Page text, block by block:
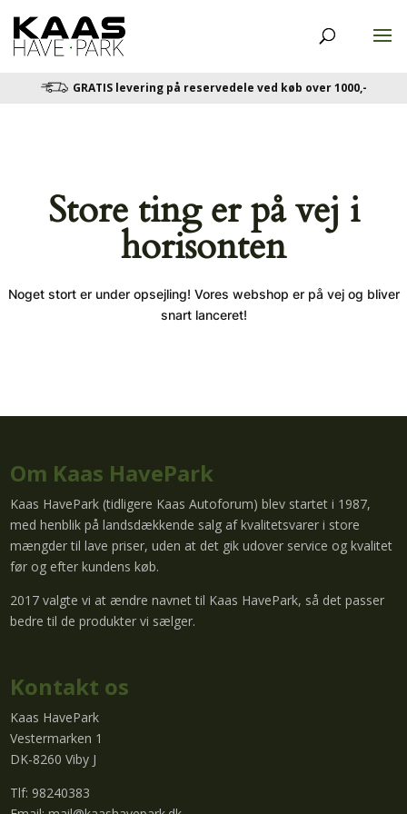
GRATIS levering på reservedele ved køb over 1000,-
Store ting er på vej i
horisonten
Noget stort er under opsejling! Vores webshop er på vej og bliver
snart lanceret!
Om Kaas HavePark
Kaas HavePark (tidligere Kaas Autoforum) blev startet i 1987,
med henblik på landsdækkende salg af kvalitetsvarer i store
mængder til lave priser, uden at det gik udover service og kvalitet
før og efter kundens køb.
2017 valgte vi at ændre navnet til Kaas HavePark, så det passer
bedre til de produkter vi sælger.
Kontakt os
Kaas HavePark
Vestermarken 1
DK-8260 Viby J
Tlf: 98240383